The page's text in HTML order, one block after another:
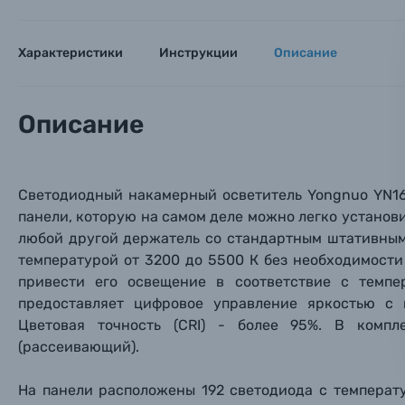
Ваш
Ваш
Оптические приборы
Материалы
Осветительное оборудование
Фоторамки
Вами с
Нажимая
Характеристики Инструкции Описание
Описание
Светодиодный накамерный осветитель Yongnuo
панели, которую на самом деле можно легко
любой другой держатель со стандартным
температурой от 3200 до 5500 К без
привести его освещение в соответствие с
предоставляет цифровое управление яркостью
Цветовая точность (CRI) - более 95%. В
(рассеивающий).
На панели расположены 192 светодиода с
Ваш